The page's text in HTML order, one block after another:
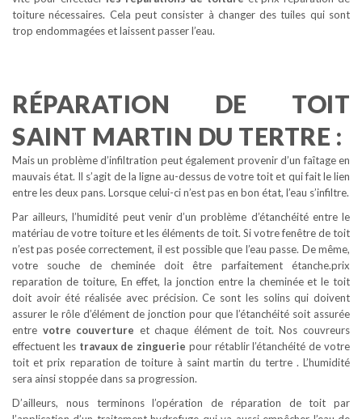
toiture nécessaires. Cela peut consister à changer des tuiles qui sont
trop endommagées et laissent passer l’eau.
RÉPARATION DE TOIT
SAINT MARTIN DU TERTRE :
Mais un problème d’infiltration peut également provenir d’un faîtage en
mauvais état. Il s’agit de la ligne au-dessus de votre toit et qui fait le lien
entre les deux pans. Lorsque celui-ci n’est pas en bon état, l’eau s’infiltre.
Par ailleurs, l’humidité peut venir d’un problème d’étanchéité entre le
matériau de votre toiture et les éléments de toit. Si votre fenêtre de toit
n’est pas posée correctement, il est possible que l’eau passe. De même,
votre souche de cheminée doit être parfaitement étanche.prix
reparation de toiture, En effet, la jonction entre la cheminée et le toit
doit avoir été réalisée avec précision. Ce sont les solins qui doivent
assurer le rôle d’élément de jonction pour que l’étanchéité soit assurée
entre votre couverture et chaque élément de toit. Nos couvreurs
effectuent lestravaux de zinguerie pour rétablir l’étanchéité de votre
toit et prix reparation de toiture à saint martin du tertre . L’humidité
sera ainsi stoppée dans sa progression.
D’ailleurs, nous terminons l’opération de réparation de toit par